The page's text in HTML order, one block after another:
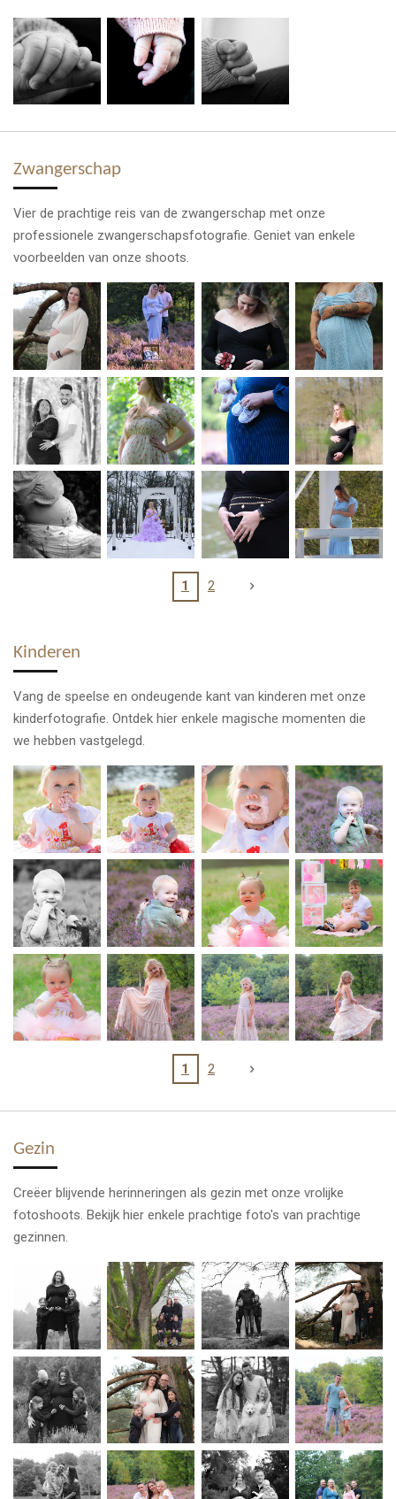
Zwangerschap
Vier de prachtige reis van de zwangerschap met onze
professionele zwangerschapsfotografie. Geniet van enkele
voorbeelden van onze shoots.
1 2
Kinderen
Vang de speelse en ondeugende kant van kinderen met onze
kinderfotografie. Ontdek hier enkele magische momenten die
we hebben vastgelegd.
1 2
Gezin
Creëer blijvende herinneringen als gezin met onze vrolijke
fotoshoots. Bekijk hier enkele prachtige foto's van prachtige
gezinnen.